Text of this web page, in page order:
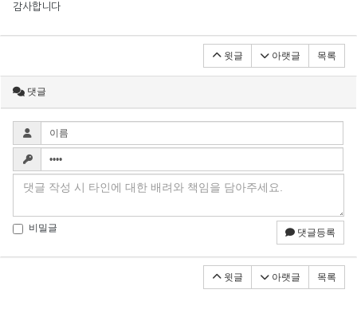
감사합니다
윗글 아랫글 목록
댓글
비밀글 댓글등록
윗글 아랫글 목록